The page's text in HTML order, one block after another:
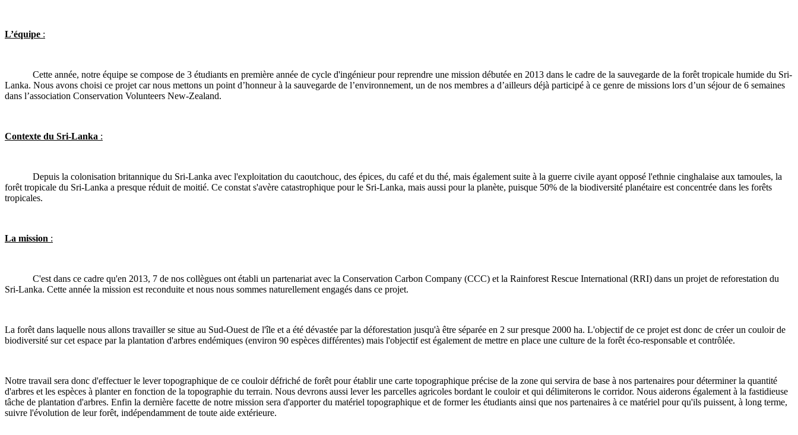
L’équipe :
Cette année, notre équipe se compose de 3 étudiants en première année de cycle d'ingénieur pour reprendre une mission débutée en 2013 dans le cadre de la sauvegarde de la forêt tropicale humide du Sri-
Lanka. Nous avons choisi ce projet car nous mettons un point d’honneur à la sauvegarde de l’environnement, un de nos membres a d’ailleurs déjà participé à ce genre de missions lors d’un séjour de 6 semaines
dans l’association Conservation Volunteers New-Zealand.
Contexte du Sri-Lanka :
Depuis la colonisation britannique du Sri-Lanka avec l'exploitation du caoutchouc, des épices, du café et du thé, mais également suite à la guerre civile ayant opposé l'ethnie cinghalaise aux tamoules, la
forêt tropicale du Sri-Lanka a presque réduit de moitié. Ce constat s'avère catastrophique pour le Sri-Lanka, mais aussi pour la planète, puisque 50% de la biodiversité planétaire est concentrée dans les forêts
tropicales.
La mission :
C'est dans ce cadre qu'en 2013, 7 de nos collègues ont établi un partenariat avec la Conservation Carbon Company (CCC) et la Rainforest Rescue International (RRI) dans un projet de reforestation du
Sri-Lanka. Cette année la mission est reconduite et nous nous sommes naturellement engagés dans ce projet.
La forêt dans laquelle nous allons travailler se situe au Sud-Ouest de l'île et a été dévastée par la déforestation jusqu'à être séparée en 2 sur presque 2000 ha. L'objectif de ce projet est donc de créer un couloir de
biodiversité sur cet espace par la plantation d'arbres endémiques (environ 90 espèces différentes) mais l'objectif est également de mettre en place une culture de la forêt éco-responsable et contrôlée.
Notre travail sera donc d'effectuer le lever topographique de ce couloir défriché de forêt pour établir une carte topographique précise de la zone qui servira de base à nos partenaires pour déterminer la quantité
d'arbres et les espèces à planter en fonction de la topographie du terrain. Nous devrons aussi lever les parcelles agricoles bordant le couloir et qui délimiterons le corridor. Nous aiderons également à la fastidieuse
tâche de plantation d'arbres. Enfin la dernière facette de notre mission sera d'apporter du matériel topographique et de former les étudiants ainsi que nos partenaires à ce matériel pour qu'ils puissent, à long terme,
suivre l'évolution de leur forêt, indépendamment de toute aide extérieure.